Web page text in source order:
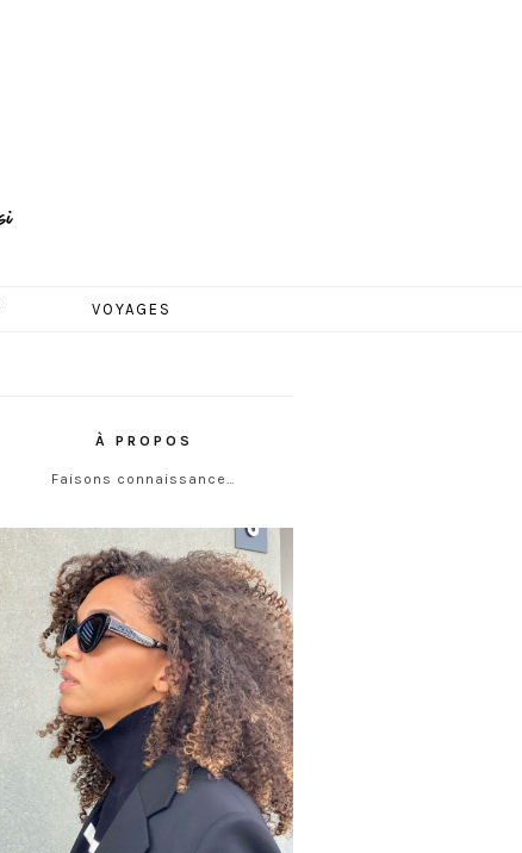
VOYAGES
À PROPOS
Faisons connaissance…